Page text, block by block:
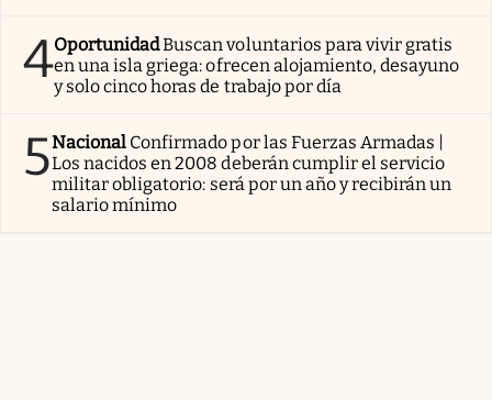
4OportunidadBuscan voluntarios para vivir gratis
en una isla griega: ofrecen alojamiento, desayuno
y solo cinco horas de trabajo por día
5Nacional Confirmado por las Fuerzas Armadas |
Los nacidos en 2008 deberán cumplir el servicio
militar obligatorio: será por un año y recibirán un
salario mínimo